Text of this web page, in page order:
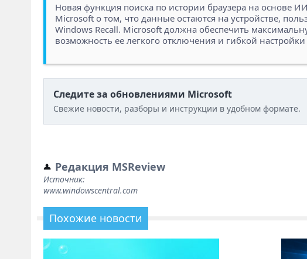
Новая функция поиска по истории браузера на основе
Microsoft о том, что данные остаются на устройстве,
Windows Recall. Microsoft должна обеспечить
возможность ее легкого отключения и гибкой
Следите за обновлениями Microsoft
Свежие новости, разборы и инструкции в удобном формате.
Редакция MSReview
Источник:
www.windowscentral.com
Похожие новости